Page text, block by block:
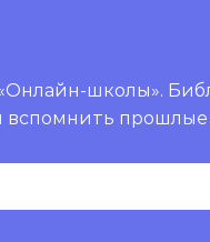
школы».
вспомнить